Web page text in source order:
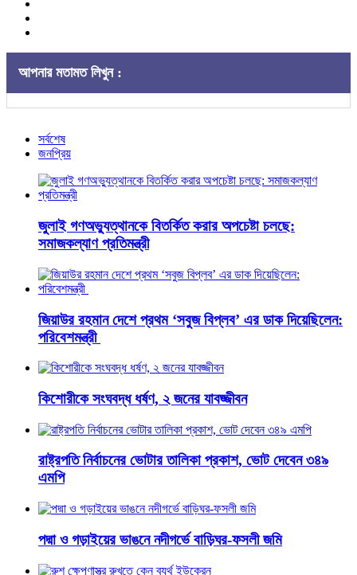
আপনার মতামত লিখুন :
সর্বশেষ
জনপ্রিয়
জুলাই গণঅভ্যুত্থানকে বিতর্কিত করার অপচেষ্টা চলছে:
সমাজকল্যাণ প্রতিমন্ত্রী
জিয়াউর রহমান দেশে প্রথম ‘সবুজ বিপ্লব’ এর ডাক দিয়েছিলেন:
পরিবেশমন্ত্রী
কিশোরীকে সংঘবদ্ধ ধর্ষণ, ২ জনের যাবজ্জীবন
রাষ্ট্রপতি নির্বাচনের ভোটার তালিকা প্রকাশ, ভোট দেবেন ৩৪৯
এমপি
পদ্মা ও গড়াইয়ের ভাঙনে নদীগর্ভে বাড়িঘর-ফসলী জমি